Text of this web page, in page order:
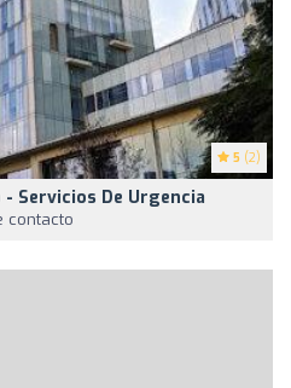
5 (2)
Servicios De Urgencia
contacto